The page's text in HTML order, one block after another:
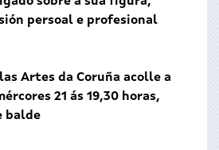
persoal e profesional
Artes da Coruña acolle a
21 ás 19,30 horas,
balde